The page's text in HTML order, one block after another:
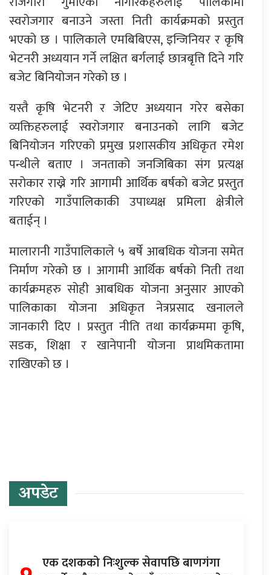
स्वरोजगार बनाउने जस्ता निती कार्यक्रमको प्रस्तुत
भएको छ । पालिकाले एमबिबिएस, इन्जिनियर र कृषि
भेटनरी अध्ययान गर्ने लक्षित बर्गलाई छात्रबृत्ति दिने गरि
बजेट बिनियोजन गरेको छ ।
यस्तै कृषि भेटनरी र जेटिए अध्ययान गरेर बसेका
व्यक्तिहरुलाई स्वरोजगार बनाउनको लागि बजेट
बिनियोजन गरिएको प्रमुख प्रशासकीय अधिकृत रमेश
पन्थीले बताए । जनताको जनजिबिका संग प्रत्यक्ष
सरोकार राख्ने गरि आगामी आर्थिक बर्षको बजेट प्रस्तुत
गरिएको गाउँपालिकाकी उपाध्यक्ष प्रमिला क्षेत्रीले
बताईन् ।
मालारानी गाउँपालिकाले ५ बर्षे आबधिक योजना समेत
निर्माण गरेको छ । आगामी आर्थिक बर्षको निती तथा
कार्यक्रमहरु सोही आबधिक योजना अनुसार आएको
पालिकाका योजना अधिकृत नेत्रप्रसाद खनालले
जानकारी दिए । प्रस्तुत नीति तथा कार्यक्रममा कृषि,
सडक, शिक्षा र खानेपानी योजना प्राथमिकतामा
राखिएको छ ।
अपडेट
एक दशकको निःशुल्क सेवापछि बाणगंगा